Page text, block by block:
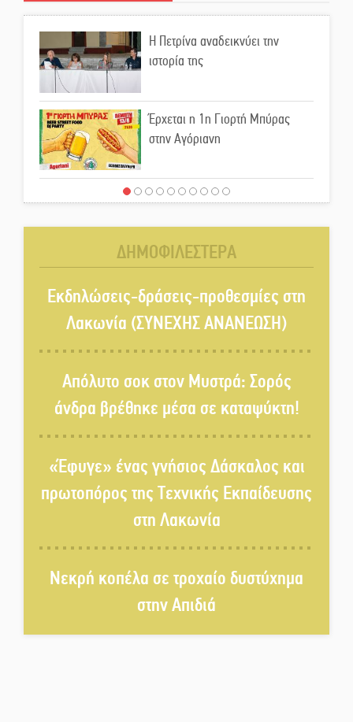
Η Πετρίνα αναδεικνύει την
ιστορία της
Έρχεται η 1η Γιορτή Μπύρας
στην Αγόριανη
Παγιώνεται δημοσκοπικά ο…
την ύδρευση στη Μάνη
Παρουσιάστηκε το βιβλίο
«Νεαπολίτικα καρετομωράκια»
στη Νεάπολη
Τα «Άνθη της Πέτρας» τίμησαν
τον Γ. Γιαξόγλου
Τίμησε τον Π. Καρρά ο ΑΟ
Κροκεών
ΔΗΜΟΦΙΛΕΣΤΕΡΑ
Εκδηλώσεις-δράσεις-προθεσμίες στη
Λακωνία (ΣΥΝΕΧΗΣ ΑΝΑΝΕΩΣΗ)
Απόλυτο σοκ στον Μυστρά: Σορός
άνδρα βρέθηκε μέσα σε καταψύκτη!
«Έφυγε» ένας γνήσιος Δάσκαλος και
πρωτοπόρος της Τεχνικής Εκπαίδευσης
στη Λακωνία
Νεκρή κοπέλα σε τροχαίο δυστύχημα
στην Απιδιά